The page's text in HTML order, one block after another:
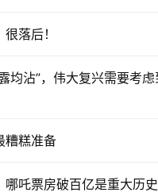
落后！
均沾”，伟大复兴需要考
糟糕准备
哪吒票房破百亿是重大历